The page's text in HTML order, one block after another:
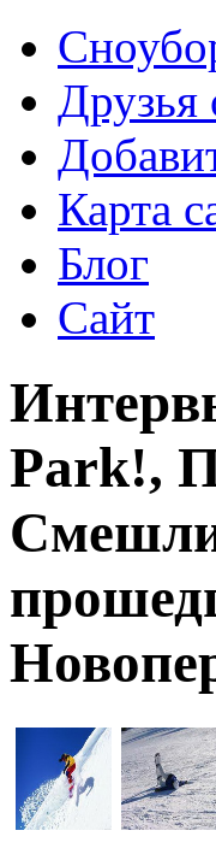
Друзья
Карта
Блог
Сайт
Park!,